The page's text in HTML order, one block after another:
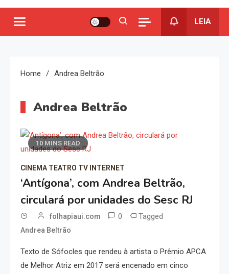
LEIA
Home Andrea Beltrão
Andrea Beltrão
10 MINS READ
CINEMA TEATRO TV INTERNET
‘Antígona’, com Andrea Beltrão,
circulará por unidades do Sesc RJ
folhapiaui.com 0 Tagged
Andrea Beltrão
Texto de Sófocles que rendeu à artista o Prêmio APCA
de Melhor Atriz em 2017 será encenado em cinco